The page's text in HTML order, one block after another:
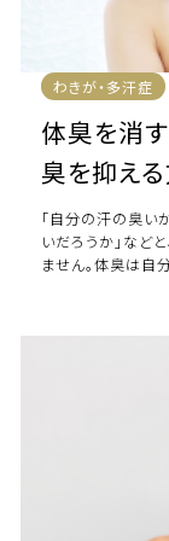
わきが・多汗症
体臭を消
臭を抑え
「自分の汗の臭い
いだろうか」など
ません。体臭は自